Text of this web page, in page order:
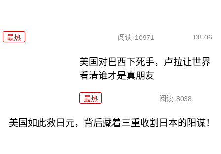
最热 阅读 10971 08-06
美国对巴西下死手，卢拉让世界
看清谁才是真朋友
最热 阅读 8038
美国如此救日元，背后藏着三重收割日本的阳谋！